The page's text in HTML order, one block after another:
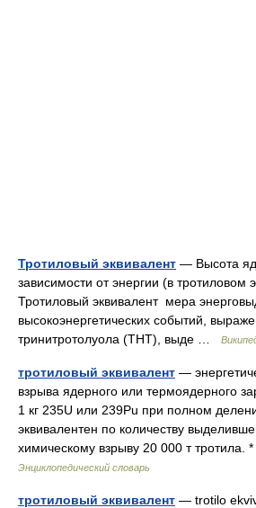
Тротиловый эквивалент — Высота
зависимости от энергии (в тротиловом
Тротиловый эквивалент мера
высокоэнергетических событий,
тринитротолуола (ТНТ), выде …
тротиловый эквивалент —
взрыва ядерного или термоядерного
1 кг 235U или 239Pu при полном
эквивалентен по количеству
химическому взрыву 20 000 т
Энциклопедический словарь
тротиловый эквивалент — trotilo